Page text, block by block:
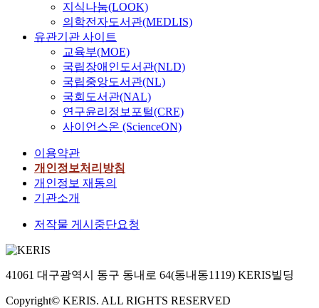
지식나눔(LOOK)
의학전자도서관(MEDLIS)
유관기관 사이트
교육부(MOE)
국립장애인도서관(NLD)
국립중앙도서관(NL)
국회도서관(NAL)
연구윤리정보포털(CRE)
사이언스온 (ScienceON)
이용약관
개인정보처리방침
개인정보 재동의
기관소개
저작물 게시중단요청
41061 대구광역시 동구 동내로 64(동내동1119) KERIS빌딩
Copyright© KERIS. ALL RIGHTS RESERVED